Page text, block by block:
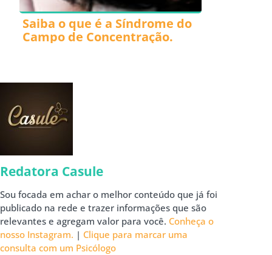
Saiba o que é a Síndrome do
Campo de Concentração.
Redatora Casule
Sou focada em achar o melhor conteúdo que já foi
publicado na rede e trazer informações que são
relevantes e agregam valor para você. Conheça o
nosso Instagram. | Clique para marcar uma
consulta com um Psicólogo